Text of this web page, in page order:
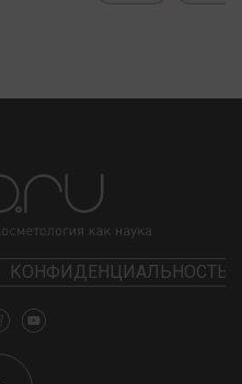
КОНФИДЕНЦИАЛЬНОСТЬ